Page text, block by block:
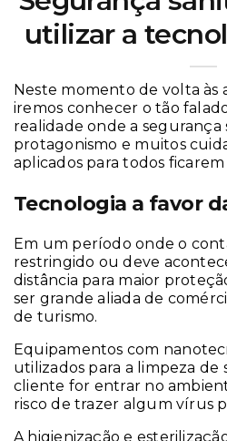
utilizar a
Neste momento de volta às
iremos conhecer o tão
realidade onde a segurança
protagonismo e muitos
aplicados para todos
Tecnologia a favor
Em um período onde o
restringido ou deve
distância para maior
ser grande aliada de
de turismo.
Equipamentos com
utilizados para a limpeza de
cliente for entrar no
risco de trazer algum vírus
A higienização e